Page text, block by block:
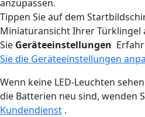
anzupassen.
Tippen Sie auf dem
Miniaturansicht Ihrer Türklingel
Sie Geräteeinstellungen
Sie die Geräteeinstellungen
Wenn keine LED-Leuchten
die Batterien neu sind, wenden
Kundendienst .